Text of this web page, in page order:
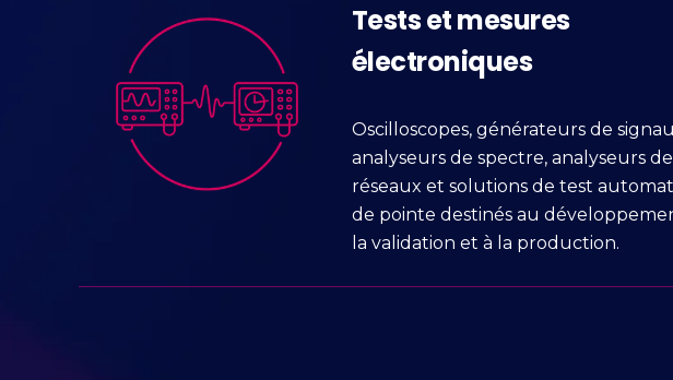
Tests et mesures
électroniques
Oscilloscopes, générateurs de
analyseurs de spectre, analyseurs de
réseaux et solutions de test
de pointe destinés au
la validation et à la production.